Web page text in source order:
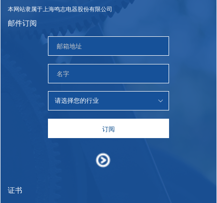
本网站隶属于上海鸣志电器股份有限公司
邮件订阅
订阅
证书